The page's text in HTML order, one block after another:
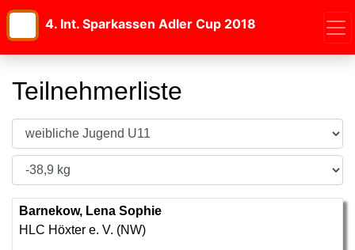
4. Int. Sparkassen Adler Cup 2018
Teilnehmerliste
Barnekow, Lena Sophie
HLC Höxter e. V. (NW)